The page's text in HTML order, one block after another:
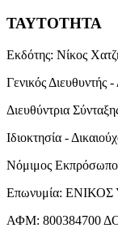
ΤΑΥΤΟΤΗΤΑ
Εκδότης: Νίκος
Γενικός Διευθυντής -
Διευθύντρια
Ιδιοκτησία -
Νόμιμος
Επωνυμία: ΕΝΙΚΟΣ
ΑΦΜ: 800384700